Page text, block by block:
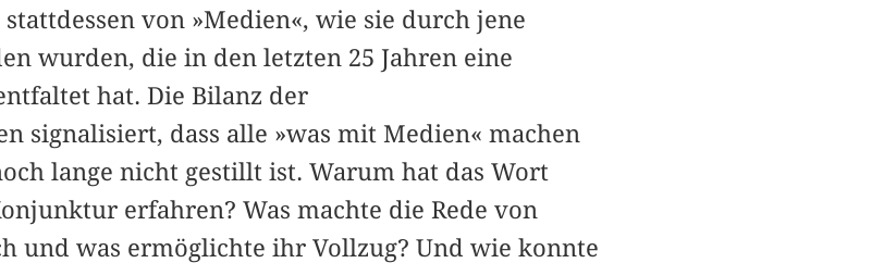
von »Medien«, wie sie durch jene
wurden, die in den letzten 25 Jahren eine
hat. Die Bilanz der
signalisiert, dass alle »was mit Medien« machen
lange nicht gestillt ist. Warum hat das Wort
erfahren? Was machte die Rede von
und was ermöglichte ihr Vollzug? Und wie konnte